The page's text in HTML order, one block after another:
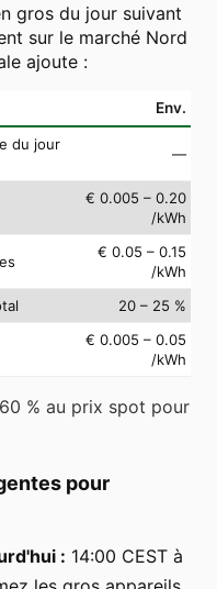
gros du jour suivant
sur le marché Nord
ajoute :
Env.
du jour
—
€ 0.005 – 0.20
/kWh
€ 0.05 – 0.15
/kWh
20 – 25 %
€ 0.005 – 0.05
/kWh
% au prix spot pour
pour
: 14:00 CEST à